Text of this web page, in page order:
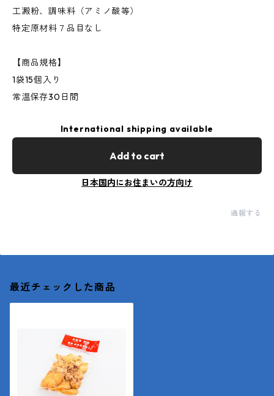
工澱粉、調味料（アミノ酸等）
特定原材料７品目なし
【商品規格】
1袋15個入り
常温保存30日間
International shipping available
Add to cart
日本国内にお住まいの方向け
通報する
最近チェックした商品